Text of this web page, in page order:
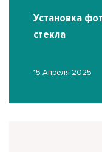
Установка
стекла
15 Апреля 2025